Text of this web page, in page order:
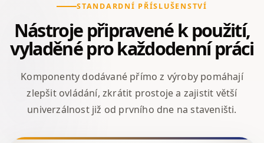
STANDARDNÍ PŘÍSLUŠENSTVÍ
Nástroje připravené k použití,
vyladěné pro každodenní práci
Komponenty dodávané přímo z výroby pomáhají
zlepšit ovládání, zkrátit prostoje a zajistit větší
univerzálnost již od prvního dne na staveništi.